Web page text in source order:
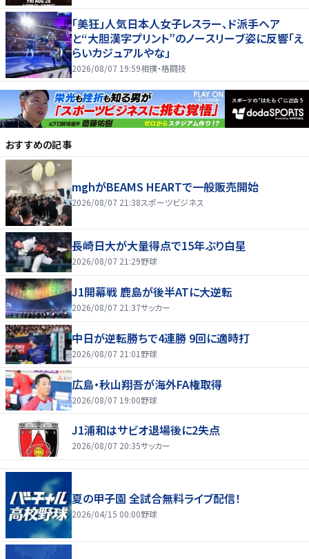
「美狂」人気日本人女子レスラー、ド派手ヘア
と“大胆漢字プリント”のノースリーブ姿に反響「え
らいカジュアルやな」
2026/08/07 19:59相撲・格闘技
おすすめの記事
mghがBEAMS HEARTで一般販売開始
2026/08/07 21:38スポーツビジネス
長崎日大が大量得点で15年ぶり白星
2026/08/07 21:29野球
J1開幕戦 鹿島が後半ATに大逆転
2026/08/07 21:37サッカー
中日が逆転勝ちで4連勝 9回に適時打
2026/08/07 21:01 野球
広島・秋山翔吾が海外FA権取得
2026/08/07 19:00野球
J1浦和はサビオ退場後に2失点
2026/08/07 20:35サッカー
夏の甲子園 全試合無料ライブ配信！
2026/04/15 00:00野球